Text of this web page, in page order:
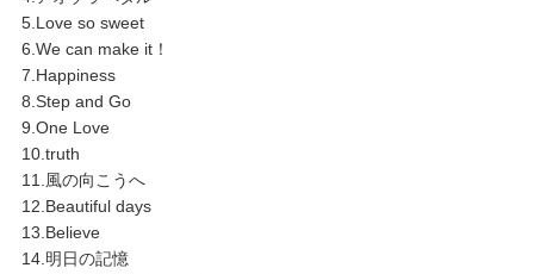
5.Love so sweet
6.We can make it！
7.Happiness
8.Step and Go
9.One Love
10.truth
11.風の向こうへ
12.Beautiful days
13.Believe
14.明日の記憶